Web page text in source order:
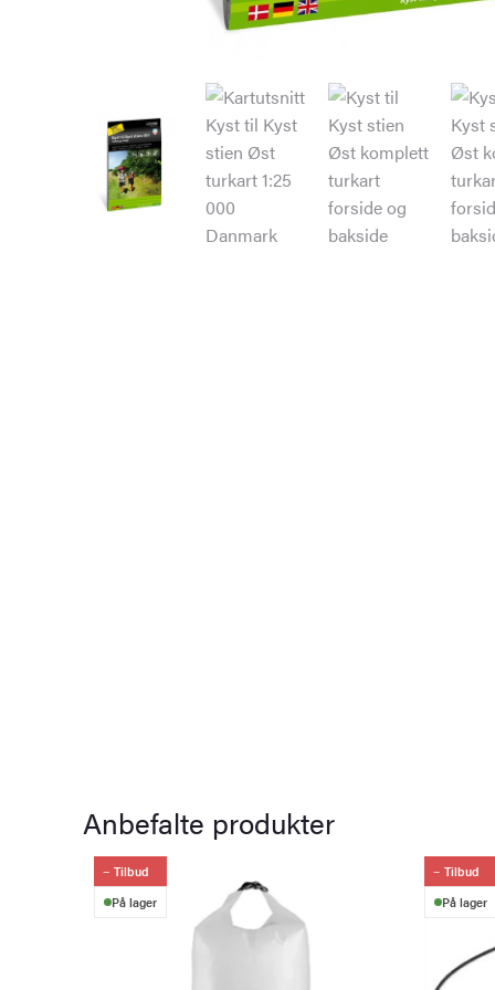
Anbefalte produkter
Tilbud
På lager
Tilbud
På lager